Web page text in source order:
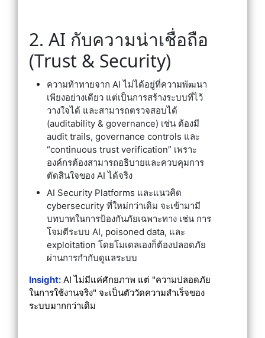
2. AI กับความน่าเชื่อถือ
(Trust & Security)
ความท้าทายจาก AI ไม่ได้อยู่ที่ความพัฒนา
เพียงอย่างเดียว แต่เป็นการสร้างระบบที่ไว้
วางใจได้ และสามารถตรวจสอบได้
(auditability & governance) เช่น ต้องมี
audit trails, governance controls และ
“continuous trust verification” เพราะ
องค์กรต้องสามารถอธิบายและควบคุมการ
ตัดสินใจของ AI ได้จริง
AI Security Platforms และแนวคิด
cybersecurity ที่ใหม่กว่าเดิม จะเข้ามามี
บทบาทในการป้องกันภัยเฉพาะทาง เช่น การ
โจมตีระบบ AI, poisoned data, และ
exploitation โดยโมเดลเองก็ต้องปลอดภัย
ผ่านการกำกับดูแลระบบ
Insight: AI ไม่มีแค่ศักยภาพ แต่ "ความปลอดภัย
ในการใช้งานจริง" จะเป็นตัววัดความสำเร็จของ
ระบบมากกว่าเดิม